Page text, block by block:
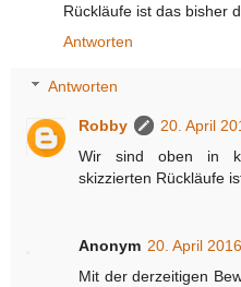
Rückläufe ist das bisher
Antworten
Antworten
Robby
20. April
Wir sind oben in
skizzierten Rückläufe
Anonym 20. April
Mit der derzeitigen